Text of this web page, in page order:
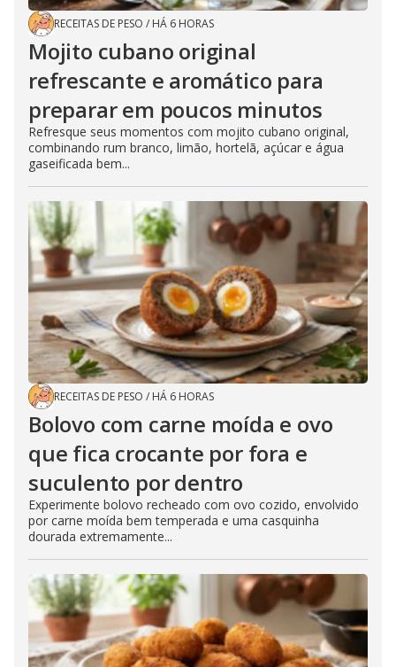
RECEITAS DE PESO / HÁ 6 HORAS
Mojito cubano original
refrescante e aromático para
preparar em poucos minutos
Refresque seus momentos com mojito cubano original,
combinando rum branco, limão, hortelã, açúcar e água
gaseificada bem...
RECEITAS DE PESO / HÁ 6 HORAS
Bolovo com carne moída e ovo
que fica crocante por fora e
suculento por dentro
Experimente bolovo recheado com ovo cozido, envolvido
por carne moída bem temperada e uma casquinha
dourada extremamente...